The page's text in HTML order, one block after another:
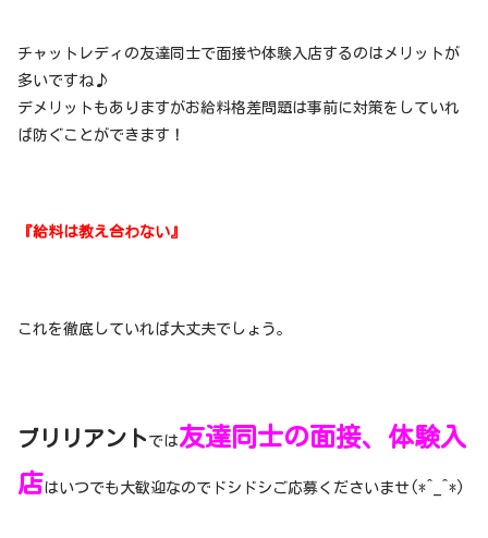
チャットレディの友達同士で面接や体験入店するのはメリットが
多いですね♪
デメリットもありますがお給料格差問題は事前に対策をしていれ
ば防ぐことができます！
『給料は教え合わない』
これを徹底していれば大丈夫でしょう。
ブリリアント では友達同士の面接、体験入
店はいつでも大歓迎なのでドシドシご応募くださいませ(*^_^*)